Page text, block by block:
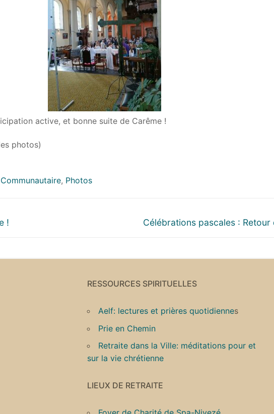
active, et bonne suite de Carême !
photos)
, Photos
!
Next
Célébrations pascales : Retour
RESSOURCES SPIRITUELLES
Aelf: lectures et prières quotidiennes
Prie en Chemin
Retraite dans la Ville: méditations pour et
sur la vie chrétienne
LIEUX DE RETRAITE